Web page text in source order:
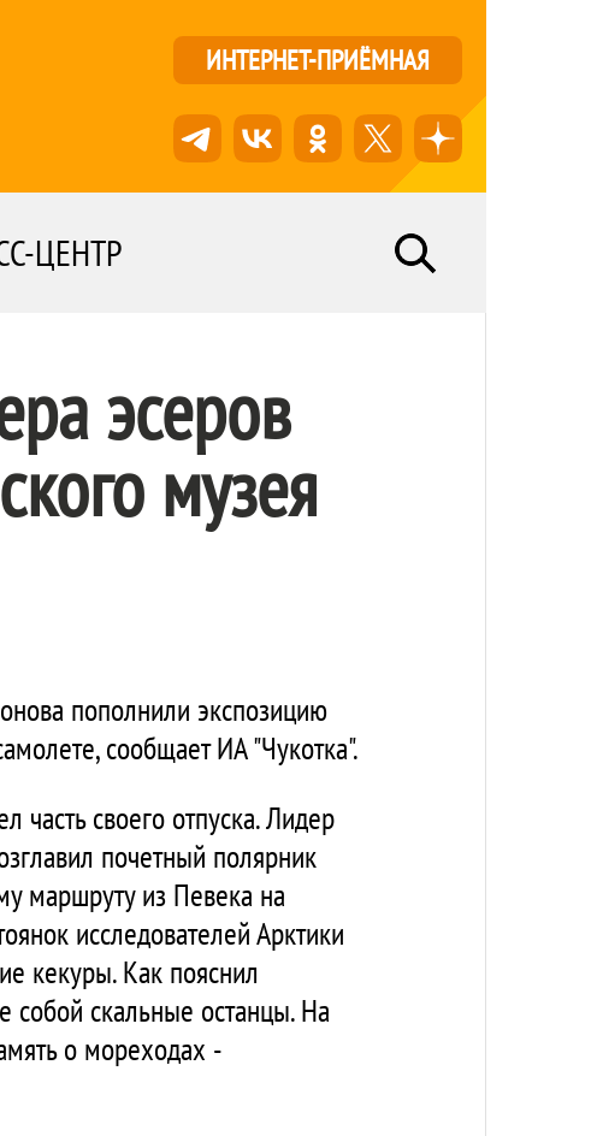
ИНТЕРНЕТ-ПРИЁМНАЯ
ЦЕНТР
эсеров
музея
пополнили экспозицию
сообщает ИА "Чукотка".
своего отпуска. Лидер
почетный полярник
маршруту из Певека на
исследователей Арктики
кекуры. Как пояснил
собой скальные останцы. На
о мореходах -